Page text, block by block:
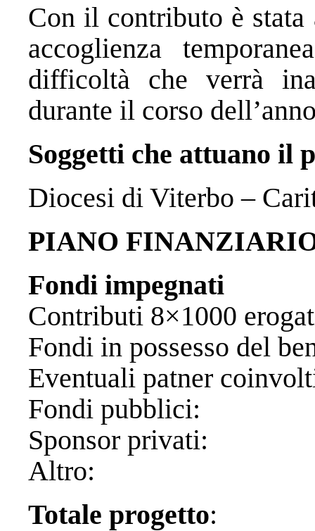
Con il contributo è
accoglienza
difficoltà che verrà
durante il corso
Soggetti che attuano il
Diocesi di Viterbo –
PIANO
Fondi impegnati
Contributi 8×1000
Fondi in possesso
Eventuali
Fondi
Sponsor
Altro:
Totale progetto